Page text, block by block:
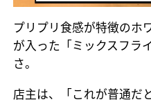
プリプリ食感が特徴のホ
が入った「ミックスフラ
さ。
店主は、「これが普通だ